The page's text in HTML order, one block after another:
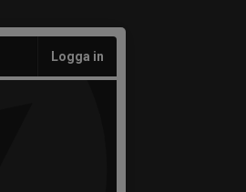
Logga in